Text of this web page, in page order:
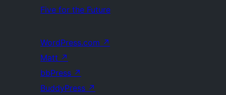
Five for the Future
WordPress.com ↗
Matt ↗
bbPress ↗
BuddyPress ↗